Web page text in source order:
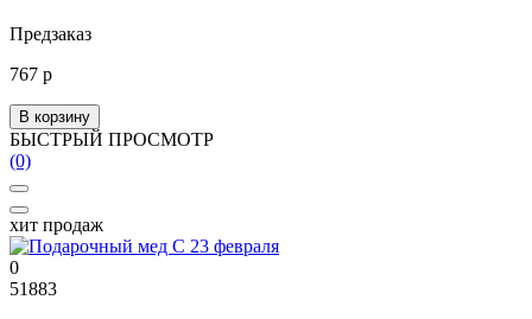
Предзаказ
767 р
В корзину
БЫСТРЫЙ ПРОСМОТР
(0)
хит продаж
0
51883